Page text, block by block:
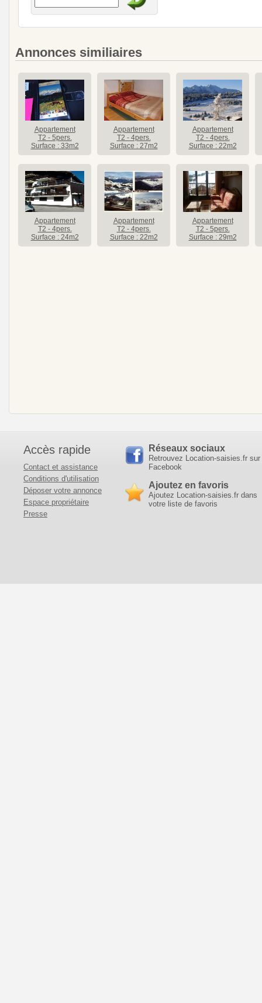
Annonces similiaires
Appartement
T2 - 5pers.
Surface : 33m2
Appartement
T2 - 4pers.
Surface : 27m2
Appartement
T2 - 4pers.
Surface : 22m2
Appartement
T2 - 4pers.
Surface : 24m2
Appartement
T2 - 4pers.
Surface : 22m2
Appartement
T2 - 5pers.
Surface : 29m2
Accès rapide
Contact et assistance
Conditions d'utilisation
Déposer votre annonce
Espace propriétaire
Presse
Réseaux sociaux
Retrouvez Location-saisies.fr sur
Facebook
Ajoutez en favoris
Ajoutez Location-saisies.fr dans
votre liste de favoris